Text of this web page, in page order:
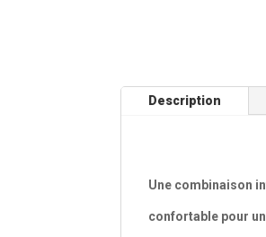
Description
Une combinaison
confortable pour